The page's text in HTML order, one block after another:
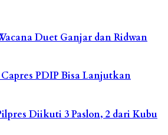
Duet Ganjar dan Ridwan
PDIP Bisa Lanjutkan
Diikuti 3 Paslon, 2 dari Kubu